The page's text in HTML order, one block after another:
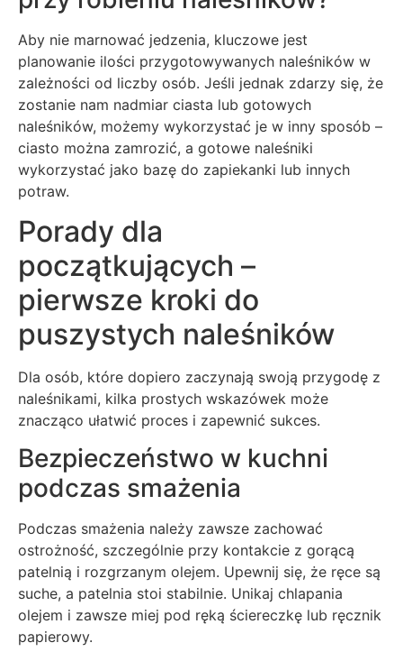
Aby nie marnować jedzenia, kluczowe jest
planowanie ilości przygotowywanych naleśników w
zależności od liczby osób. Jeśli jednak zdarzy się, że
zostanie nam nadmiar ciasta lub gotowych
naleśników, możemy wykorzystać je w inny sposób –
ciasto można zamrozić, a gotowe naleśniki
wykorzystać jako bazę do zapiekanki lub innych
potraw.
Porady dla
początkujących –
pierwsze kroki do
puszystych naleśników
Dla osób, które dopiero zaczynają swoją przygodę z
naleśnikami, kilka prostych wskazówek może
znacząco ułatwić proces i zapewnić sukces.
Bezpieczeństwo w kuchni
podczas smażenia
Podczas smażenia należy zawsze zachować
ostrożność, szczególnie przy kontakcie z gorącą
patelnią i rozgrzanym olejem. Upewnij się, że ręce są
suche, a patelnia stoi stabilnie. Unikaj chlapania
olejem i zawsze miej pod ręką ściereczkę lub ręcznik
papierowy.